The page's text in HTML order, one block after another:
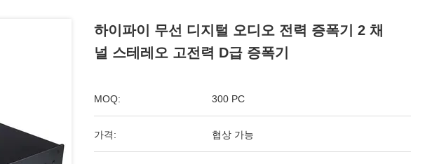
하이파이 무선 디지털 오디오 전력 증폭기 2 채
널 스테레오 고전력 D급 증폭기
MOQ: 300 PC
가격: 협상 가능